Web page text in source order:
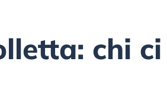
chi ci